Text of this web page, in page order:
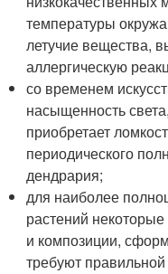
температуры
летучие вещества,
аллергическую
со временем
насыщенность
приобретает
периодического
дендрария;
для наиболее
растений
и композиции,
требуют